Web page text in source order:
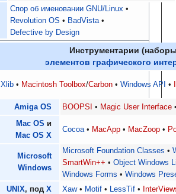
Спор об именовании GNU/Linux
Revolution OS
BadVista
Defective by Design
Инструментарии
элементов графического
Xlib Macintosh Toolbox/Carbon Windows API
Amiga OS BOOPSI
Magic User Interface
Mac OS и
Mac OS X
Cocoa MacApp MacZoop
Microsoft
Windows
Microsoft Foundation Classes
SmartWin++
Object Windows
Windows Forms
Windows
UNIX, подX Xaw Motif LessTif